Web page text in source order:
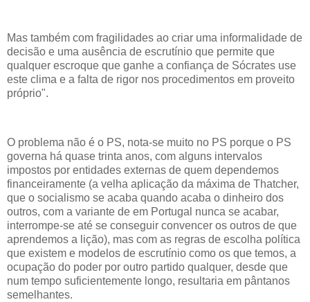
Mas também com fragilidades ao criar uma informalidade de
decisão e uma ausência de escrutínio que permite que
qualquer escroque que ganhe a confiança de Sócrates use
este clima e a falta de rigor nos procedimentos em proveito
próprio".
O problema não é o PS, nota-se muito no PS porque o PS
governa há quase trinta anos, com alguns intervalos
impostos por entidades externas de quem dependemos
financeiramente (a velha aplicação da máxima de Thatcher,
que o socialismo se acaba quando acaba o dinheiro dos
outros, com a variante de em Portugal nunca se acabar,
interrompe-se até se conseguir convencer os outros de que
aprendemos a lição), mas com as regras de escolha política
que existem e modelos de escrutínio como os que temos, a
ocupação do poder por outro partido qualquer, desde que
num tempo suficientemente longo, resultaria em pântanos
semelhantes.